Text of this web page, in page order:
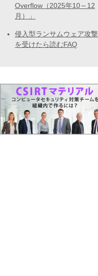
Overflow（2025年10～12
月）」
侵入型ランサムウェア攻撃
を受けたら読むFAQ